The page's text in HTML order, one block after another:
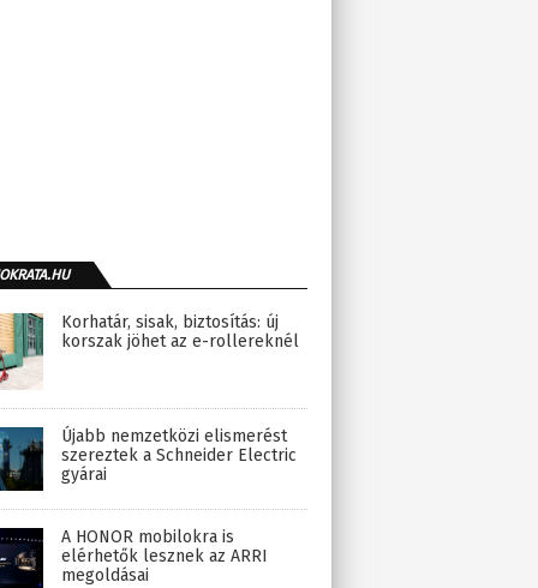
Korhatár, sisak, biztosítás: új
korszak jöhet az e-rollereknél
Újabb nemzetközi elismerést
szereztek a Schneider Electric
gyárai
A HONOR mobilokra is
elérhetők lesznek az ARRI
megoldásai